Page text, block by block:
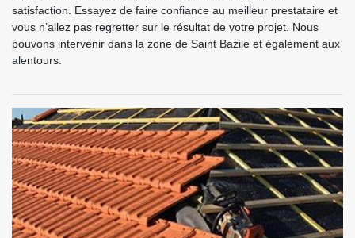
satisfaction. Essayez de faire confiance au meilleur prestataire et
vous n’allez pas regretter sur le résultat de votre projet. Nous
pouvons intervenir dans la zone de Saint Bazile et également aux
alentours.